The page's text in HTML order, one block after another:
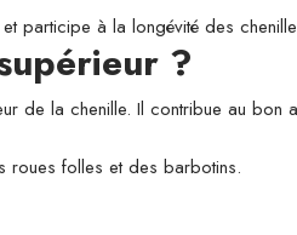
à la longévité des
?
de la chenille. Il contribue au bon
roues folles et des barbotins.